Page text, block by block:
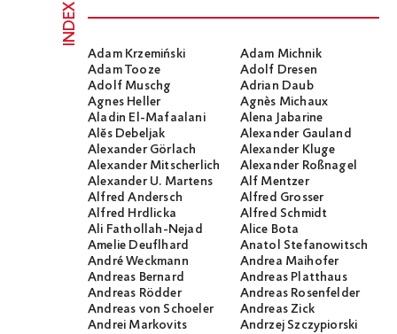
INDEX
Adam Krzemiński
Adam Michnik
Adam Tooze
Adolf Dresen
Adolf Muschg
Adrian Daub
Agnes Heller
Agnès Michaux
Aladin El-Mafaalani
Alena Jabarine
Alĕs Debeljak
Alexander Gauland
Alexander Görlach
Alexander Kluge
Alexander Mitscherlich
Alexander Roßnagel
Alexander U. Martens
Alf Mentzer
Alfred Andersch
Alfred Grosser
Alfred Hrdlicka
Alfred Schmidt
Ali Fathollah-Nejad
Alice Bota
Amelie Deuflhard
Anatol Stefanowitsch
André Weckmann
Andrea Maihofer
Andreas Bernard
Andreas Platthaus
Andreas Rödder
Andreas Rosenfelder
Andreas von Schoeler
Andreas Zick
Andrei Markovits
Andrzej Szczypiorski